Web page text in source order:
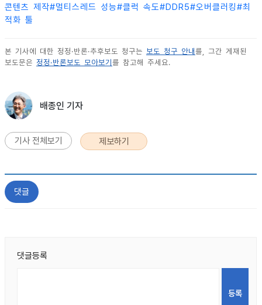
콘텐츠 제작#멀티스레드 성능#클럭 속도#DDR5#오버클러킹#최
적화 툴
본 기사에 대한 정정·반론·추후보도 청구는 보도 청구 안내 를, 그간 게재된
보도문은 정정·반론보도 모아보기 를 참고해 주세요.
배종인 기자
기사 전체보기 제보하기
댓글
댓글등록